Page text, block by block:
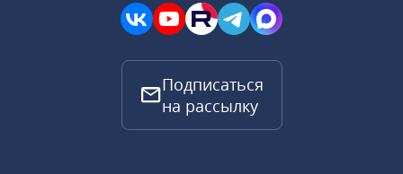
Подписаться
на рассылку